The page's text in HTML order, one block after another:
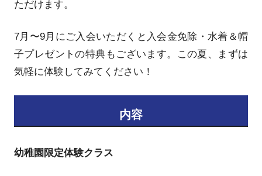
ただけます。
7月〜9月にご入会いただくと入会金免除・水着＆帽
子プレゼントの特典もございます。この夏、まずは
気軽に体験してみてください！
内容
幼稚園限定体験クラス